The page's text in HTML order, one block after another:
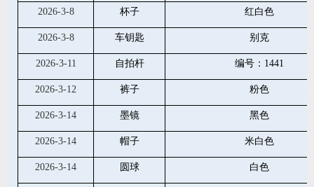
2026-3-8 杯子 红白色
2026-3-8 车钥匙 别克
2026-3-11 自拍杆 编号：1441
2026-3-12 裤子 粉色
2026-3-14 墨镜 黑色
2026-3-14 帽子 米白色
2026-3-14 圆球 白色